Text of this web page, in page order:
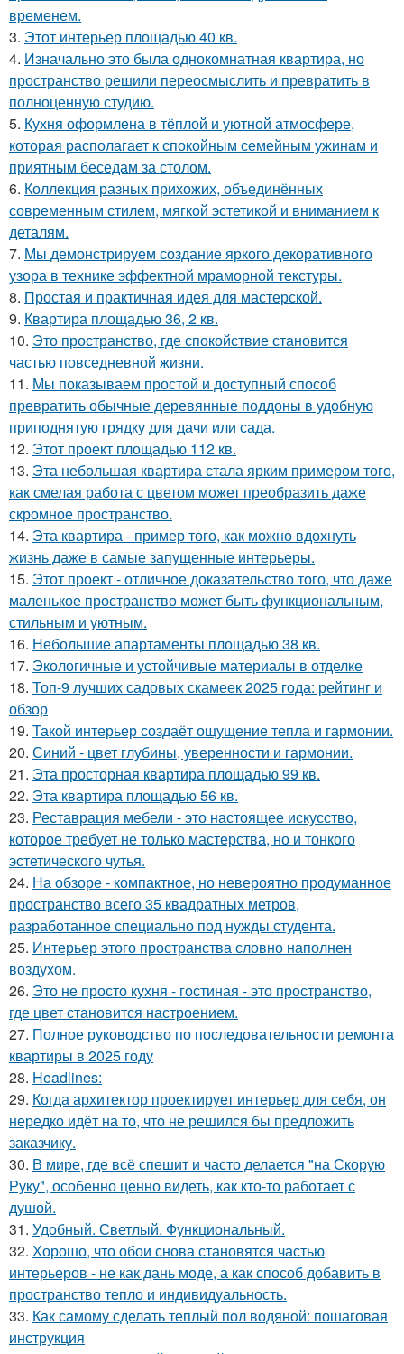
временем.
3. Этот интерьер площадью 40 кв.
4. Изначально это была однокомнатная квартира, но
пространство решили переосмыслить и превратить в
полноценную студию.
5. Кухня оформлена в тёплой и уютной атмосфере,
которая располагает к спокойным семейным ужинам и
приятным беседам за столом.
6. Коллекция разных прихожих, объединённых
современным стилем, мягкой эстетикой и вниманием к
деталям.
7. Мы демонстрируем создание яркого декоративного
узора в технике эффектной мраморной текстуры.
8. Простая и практичная идея для мастерской.
9. Квартира площадью 36, 2 кв.
10. Это пространство, где спокойствие становится
частью повседневной жизни.
11. Мы показываем простой и доступный способ
превратить обычные деревянные поддоны в удобную
приподнятую грядку для дачи или сада.
12. Этот проект площадью 112 кв.
13. Эта небольшая квартира стала ярким примером того,
как смелая работа с цветом может преобразить даже
скромное пространство.
14. Эта квартира - пример того, как можно вдохнуть
жизнь даже в самые запущенные интерьеры.
15. Этот проект - отличное доказательство того, что даже
маленькое пространство может быть функциональным,
стильным и уютным.
16. Небольшие апартаменты площадью 38 кв.
17. Экологичные и устойчивые материалы в отделке
18. Топ-9 лучших садовых скамеек 2025 года: рейтинг и
обзор
19. Такой интерьер создаёт ощущение тепла и гармонии.
20. Синий - цвет глубины, уверенности и гармонии.
21. Эта просторная квартира площадью 99 кв.
22. Эта квартира площадью 56 кв.
23. Реставрация мебели - это настоящее искусство,
которое требует не только мастерства, но и тонкого
эстетического чутья.
24. На обзоре - компактное, но невероятно продуманное
пространство всего 35 квадратных метров,
разработанное специально под нужды студента.
25. Интерьер этого пространства словно наполнен
воздухом.
26. Это не просто кухня - гостиная - это пространство,
где цвет становится настроением.
27. Полное руководство по последовательности ремонта
квартиры в 2025 году
28. Headlines:
29. Когда архитектор проектирует интерьер для себя, он
нередко идёт на то, что не решился бы предложить
заказчику.
30. В мире, где всё спешит и часто делается "на Скорую
Руку", особенно ценно видеть, как кто-то работает с
душой.
31. Удобный. Светлый. Функциональный.
32. Хорошо, что обои снова становятся частью
интерьеров - не как дань моде, а как способ добавить в
пространство тепло и индивидуальность.
33. Как самому сделать теплый пол водяной: пошаговая
инструкция